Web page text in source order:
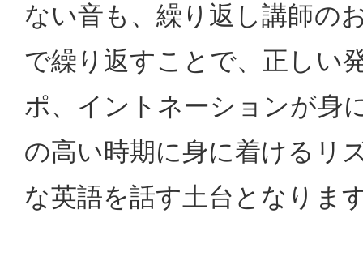
ない音も、繰り返し講師の
で繰り返すことで、正しい
ポ、イントネーションが身
の高い時期に身に着けるリ
な英語を話す土台となりま